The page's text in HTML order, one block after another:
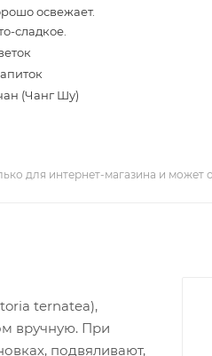
освежает.
сладкое.
(Чанг Шу)
для интернет-магазина и может
ternatea),
вручную. При
подвяливают,